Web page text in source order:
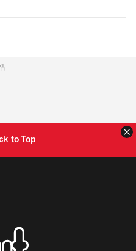
to Top